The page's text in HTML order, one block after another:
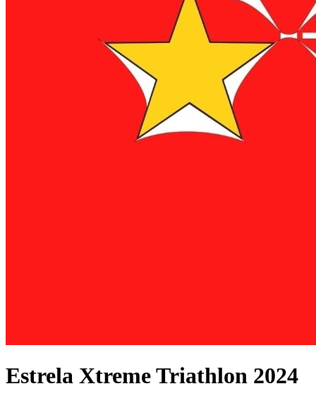
Estrela Xtreme Triathlon 2024